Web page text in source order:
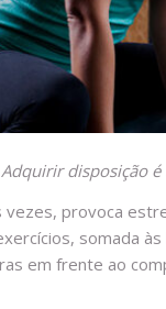
Adquirir disposição
vezes, provoca
somada
em frente ao